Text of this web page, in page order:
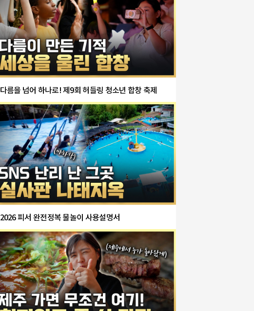
다름을 넘어 하나로! 제9회 허들링 청소년 합창 축제
2026 피서 완전정복 물놀이 사용설명서